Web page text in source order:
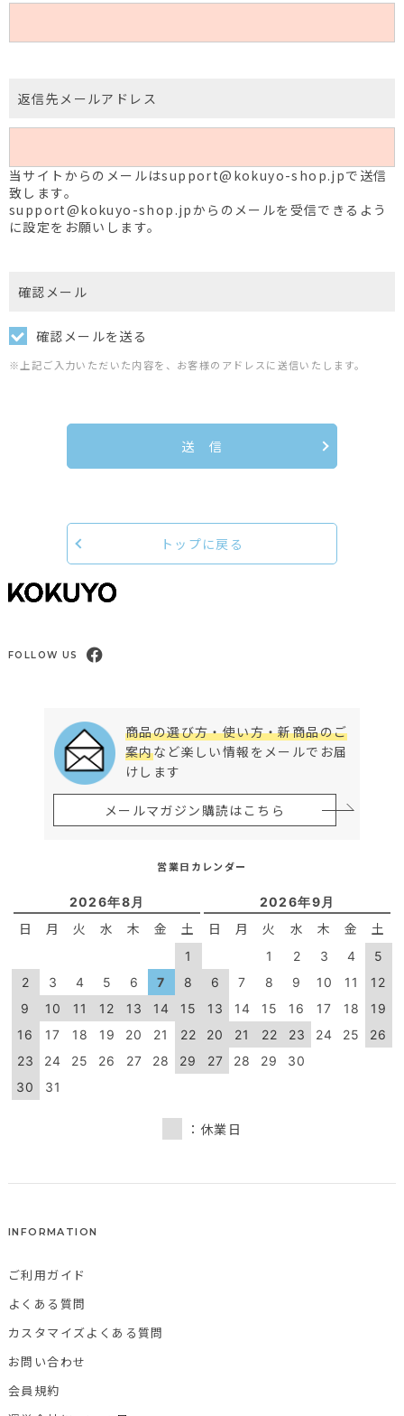
返信先メールアドレス
当サイトからのメールはsupport@kokuyo-shop.jpで送信
致します。
support@kokuyo-shop.jpからのメールを受信できるよう
に設定をお願いします。
確認メール
確認メールを送る
※上記ご入力いただいた内容を、お客様のアドレスに送信いたします。
送 信
トップに戻る
FOLLOW US
商品の選び方・使い方・新商品のご
案内など楽しい情報をメールでお届
けします
メールマガジン購読はこちら
営業日カレンダー
2026年8月
日 月 火 水 木 金 土
1
2
3 4 5 6 7
8
9
10 11 12 13 14
15
16
17 18 19 20 21
22
23
24 25 26 27 28
29
30
31
2026年9月
日 月 火 水 木 金 土
1 2 3 4
5
6
7 8 9 10 11
12
13
14 15 16 17 18
19
20
21 22 23 24 25
26
27
28 29 30
：休業日
INFORMATION
ご利用ガイド
よくある質問
カスタマイズよくある質問
お問い合わせ
会員規約